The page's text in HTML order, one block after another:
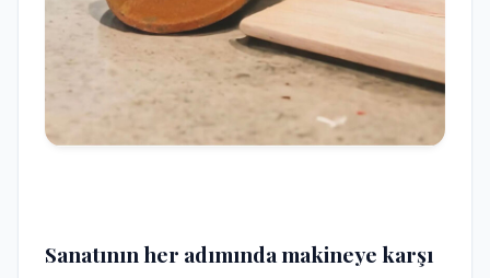
Sanatının her adımında makineye karşı